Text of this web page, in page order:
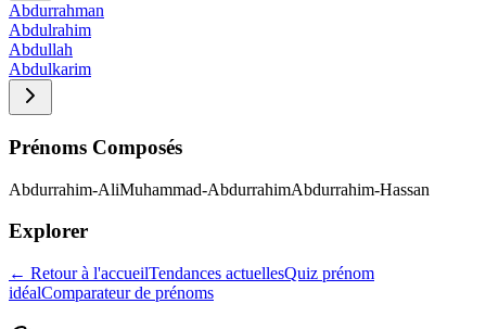
Abdurrahman
Abdulrahim
Abdullah
Abdulkarim
Prénoms Composés
Abdurrahim-AliMuhammad-AbdurrahimAbdurrahim-Hassan
Explorer
← Retour à l'accueilTendances actuellesQuiz prénom
idéalComparateur de prénoms